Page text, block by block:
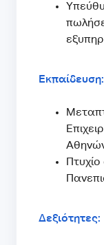
Εκπαίδευση:
Δεξιότητες: